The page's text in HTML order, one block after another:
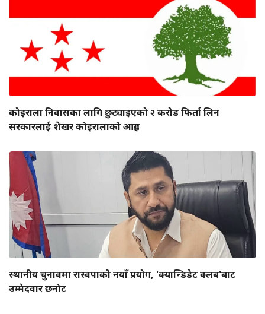
कोइराला निवासका लागि छुट्याइएको २ करोड फिर्ता लिन
सरकारलाई शेखर कोइरालाको आग्रह
स्थानीय चुनावमा रास्वपाको नयाँ प्रयोग, 'क्यान्डिडेट क्लब'बाट
उम्मेदवार छनोट